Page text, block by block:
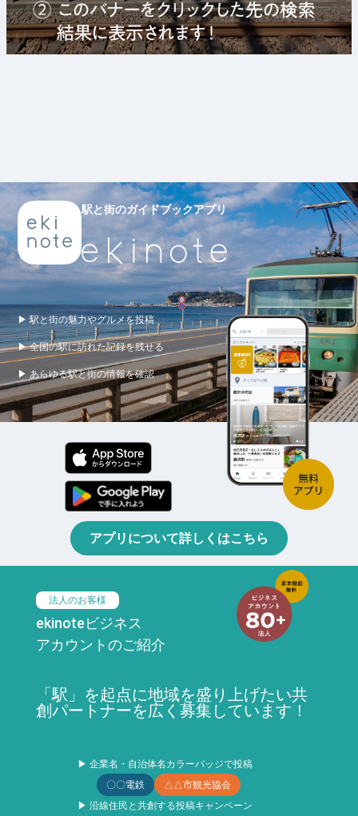
駅と街のガイドブックアプリ
▶ 駅と街の魅力やグルメを投稿
▶ 全国の駅に訪れた記録を残せる
▶ あらゆる駅と街の情報を確認
アプリについて詳しくはこちら
法人のお客様
ekinoteビジネス
アカウントのご紹介
「駅」を起点に地域を盛り上げたい共
創パートナーを広く募集しています！
▶ 企業名・自治体名カラーバッジで投稿
〇〇電鉄
△△市観光協会
▶ 沿線住民と共創する投稿キャンペーン